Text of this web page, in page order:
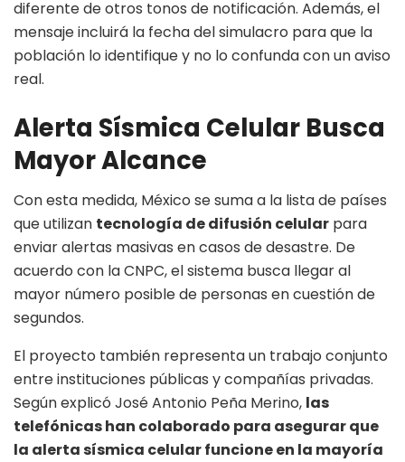
diferente de otros tonos de notificación. Además, el
mensaje incluirá la fecha del simulacro para que la
población lo identifique y no lo confunda con un aviso
real.
Alerta Sísmica Celular Busca
Mayor Alcance
Con esta medida, México se suma a la lista de países
que utilizan tecnología de difusión celular para
enviar alertas masivas en casos de desastre. De
acuerdo con la CNPC, el sistema busca llegar al
mayor número posible de personas en cuestión de
segundos.
El proyecto también representa un trabajo conjunto
entre instituciones públicas y compañías privadas.
Según explicó José Antonio Peña Merino, las
telefónicas han colaborado para asegurar que
la alerta sísmica celular funcione en la mayoría